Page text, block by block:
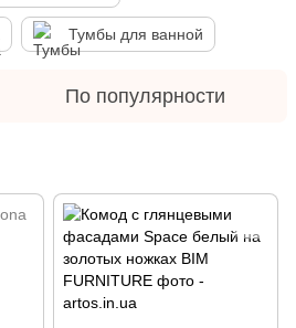
Тумбы для ванной
По популярности